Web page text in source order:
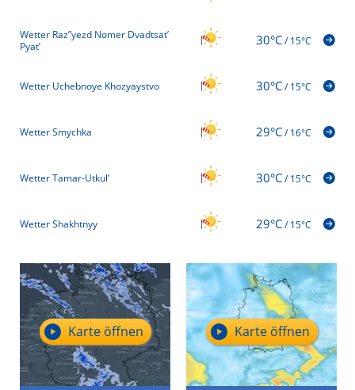
Wetter Raz”yezd Nomer Dvadtsat’
Pyat’
30°C/15°C
Wetter Uchebnoye Khozyaystvo 30°C/15°C
Wetter Smychka 29°C/16°C
Wetter Tamar-Utkul’ 30°C/15°C
Wetter Shakhtnyy 29°C/15°C
Karte öffnen Karte öffnen